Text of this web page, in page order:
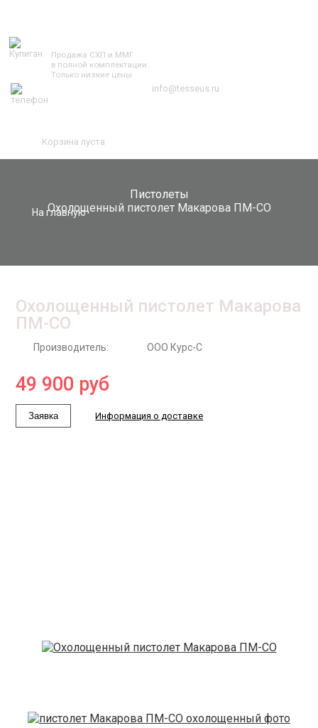
Продажа СХП и ММГ
в полной комплектации.
Только низкие цены
info@tesseus.ru
Корзина пуста
Пистолеты
Охолощенный пистолет Макарова ПМ-СО
На главную
Охолощенный пистолет Макарова
ПМ-СО
Производитель: ООО Курс-С
49 900 руб
Заявка Информация о доставке